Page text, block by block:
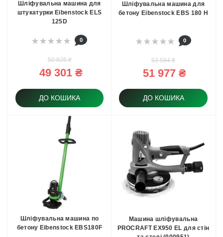
Шліфувальна машина для
штукатурки Eibenstock ELS
125D
0
50 826 ₴
49 301 ₴
ДО КОШИКА
Шліфувальна машина для
бетону Eibenstock EBS 180 H
0
53 584 ₴
51 977 ₴
ДО КОШИКА
Шліфувальна машина по
бетону Eibenstock EBS180F
Машина шліфувальна
PROCRAFT EX950 EL для стін